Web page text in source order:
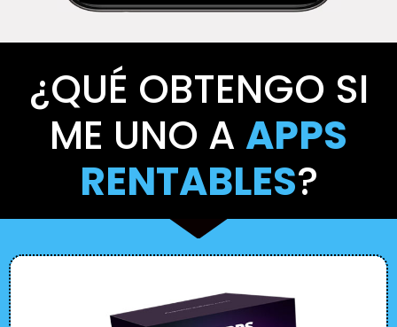
¿QUÉ OBTENGO SI
ME UNO A APPS
RENTABLES?